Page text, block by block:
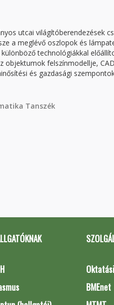
utcai világítóberendezések
a meglévő oszlopok és
technológiákkal
objektumok felszínmodellje,
és gazdasági
Tanszék
BMEnet